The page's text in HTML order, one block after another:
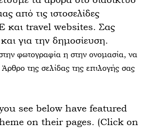
από τις ιστοσελίδες
και travel websites. Σας
για την δημοσίευση.
φωτογραφία η στην ονομασία, να
Άρθρο της σελίδας της επιλογής σας
see below have featured
on their pages. (Click on